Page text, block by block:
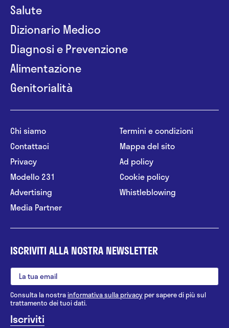
Salute
Dizionario Medico
Diagnosi e Prevenzione
Alimentazione
Genitorialità
Chi siamo
Contattaci
Privacy
Modello 231
Advertising
Media Partner
Termini e condizioni
Mappa del sito
Ad policy
Cookie policy
Whistleblowing
ISCRIVITI ALLA NOSTRA NEWSLETTER
Consulta la nostrainformativa sulla privacy per sapere di più sul
trattamento dei tuoi dati.